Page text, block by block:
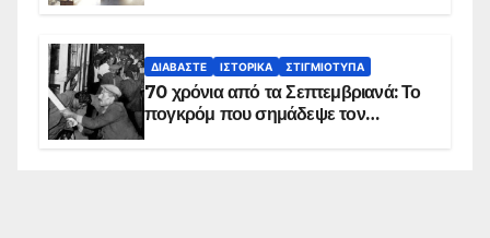
ΔΙΑΒΆΣΤΕ ΙΣΤΟΡΙΚΆ ΣΤΙΓΜΙΌΤΥΠΑ
70 χρόνια από τα Σεπτεμβριανά: Το
πογκρόμ που σημάδεψε τον